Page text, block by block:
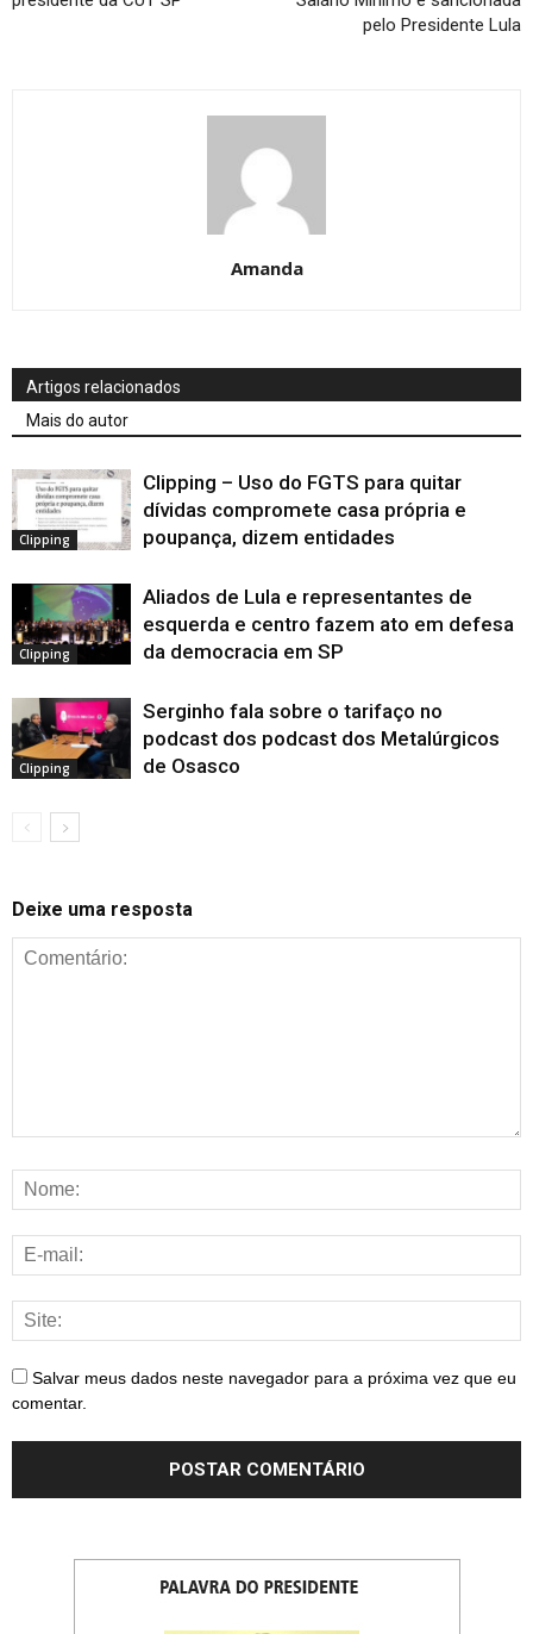
pelo Presidente Lula
Amanda
Artigos relacionados
Mais do autor
Clipping
Clipping – Uso do FGTS para quitar
dívidas compromete casa própria e
poupança, dizem entidades
Clipping
Aliados de Lula e representantes de
esquerda e centro fazem ato em defesa
da democracia em SP
Clipping
Serginho fala sobre o tarifaço no
podcast dos podcast dos Metalúrgicos
de Osasco
Deixe uma resposta
Salvar meus dados neste navegador para a próxima vez que eu
comentar.